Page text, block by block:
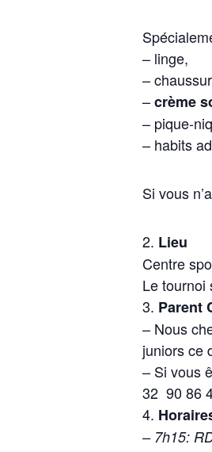
– linge,
–
–crème
– pique-
– habits
Si vous
Lieu
Centre
Le tournoi
Parent
– Nous
juniors ce
– Si vous
32 90 86
– 7h15: